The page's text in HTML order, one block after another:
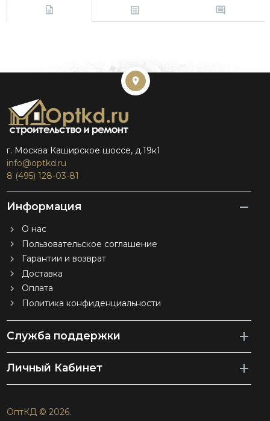
г. Москва Каширское шоссе, д.19к1
info@optkd.ru
8 (495) 128-03-81
Информация
О нас
Пользовательское соглашение
Гарантии и возврат
Доставка
Оплата
Политика конфиденциальности
Служба поддержки
Личный Кабинет
ОптКД © 2026.